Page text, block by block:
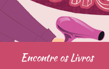
Encontre os Livros